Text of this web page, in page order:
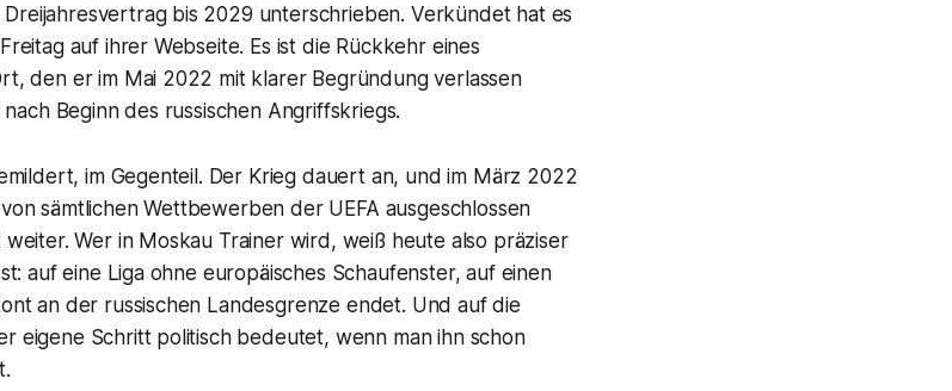
bis 2029 unterschrieben. Verkündet hat es
auf ihrer Webseite. Es ist die Rückkehr eines
den er im Mai 2022 mit klarer Begründung verlassen
Beginn des russischen Angriffskriegs.
im Gegenteil. Der Krieg dauert an, und im März 2022
sämtlichen Wettbewerben der UEFA ausgeschlossen
Wer in Moskau Trainer wird, weiß heute also präziser
auf eine Liga ohne europäisches Schaufenster, auf einen
an der russischen Landesgrenze endet. Und auf die
eigene Schritt politisch bedeutet, wenn man ihn schon